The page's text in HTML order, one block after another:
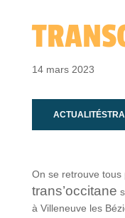
14 mars 2023
ACTUALITÉS
On se retrouve tous
trans’occitane
à Villeneuve les